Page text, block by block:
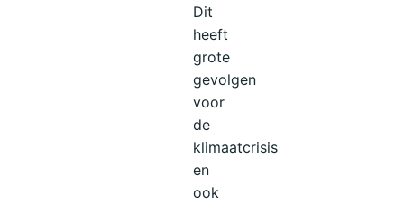
Dit
heeft
grote
gevolgen
voor
de
klimaatcrisis
en
ook